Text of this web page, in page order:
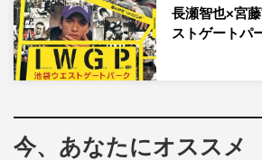
長瀬智也×宮
ストゲートパ
今、あなたにオススメ